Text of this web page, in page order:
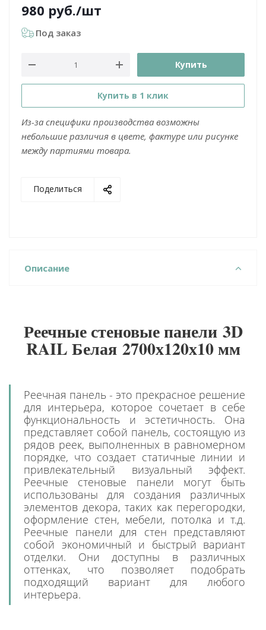
980 руб./шт
Под заказ
Купить
Купить в 1 клик
Из-за специфики производства возможны
небольшие различия в цвете, фактуре или рисунке
между партиями товара.
Поделиться
Описание
Реечные стеновые панели 3D
RAIL Белая 2700х120х10 мм
Реечная панель - это прекрасное решение
для интерьера, которое сочетает в себе
функциональность и эстетичность. Она
представляет собой панель, состоящую из
рядов реек, выполненных в равномерном
порядке, что создает статичные линии и
привлекательный визуальный эффект.
Реечные стеновые панели могут быть
использованы для создания различных
элементов декора, таких как перегородки,
оформление стен, мебели, потолка и т.д.
Реечные панели для стен представляют
собой экономичный и быстрый вариант
отделки. Они доступны в различных
оттенках, что позволяет подобрать
подходящий вариант для любого
интерьера.